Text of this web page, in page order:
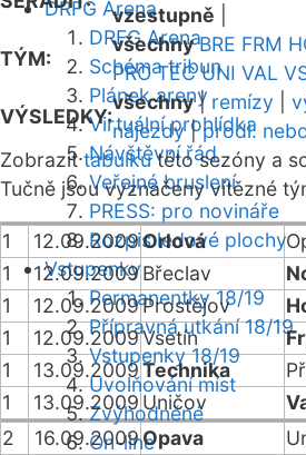
DRFG Arena
DRFG Arena
Schéma tribun
Plánek areny
Virtuální prohlídka
Návštěvní řád
Veřejné bruslení
PRESS: pro novináře
Rozpis ledové plochy
Vstupenky
Permanentky 18/19
Přípravná utkání 18/19
Vstupenky 18/19
Uvolňování míst
Zvýhodněné
On-line
vzestupně
TÝM:
všechny BRE FRM
PRO TEC UNI VAL
VÝSLEDKY:
všechny| remízy
nájezdy|prodl.
Zobrazittabulkutéto sezóny a
Tučně jsou vyznačeny vítězné
1 12.09.2009Orlová
1
12.09.2009Břeclav
1
12.09.2009Prostějov
1
12.09.2009Vsetín
1
13.09.2009Technika
1
13.09.2009 Uničov
2
16.09.2009Opava